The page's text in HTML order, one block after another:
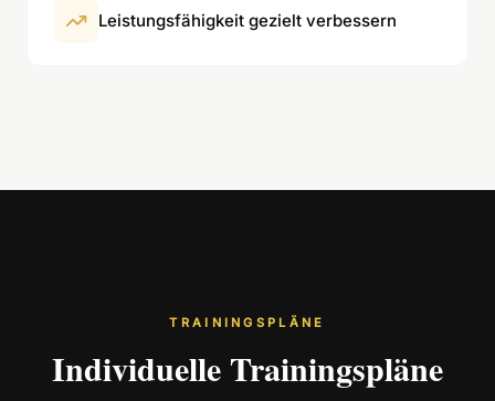
Leistungsfähigkeit gezielt verbessern
TRAININGSPLÄNE
Individuelle Trainingspläne